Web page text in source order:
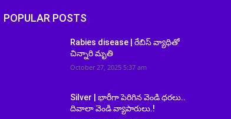
POPULAR POSTS
Rabies disease | రేబిస్ వ్యాధితో
చిన్నారి మృతి
October 27, 2025 5:37 am
Silver | భారీగా పెరిగిన వెండి ధరలు..
దివాలా వెండి వ్యాపారులు.!